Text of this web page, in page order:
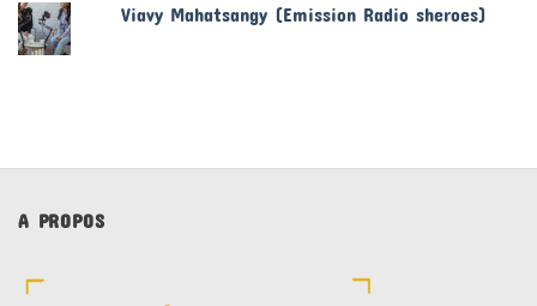
Viavy Mahatsangy (Emission Radio sheroes)
A PROPOS